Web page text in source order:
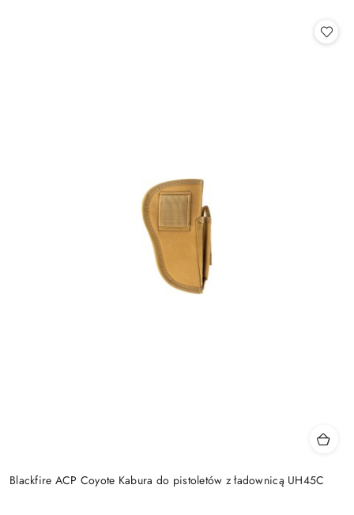
Blackfire ACP Coyote Kabura do pistoletów z ładownicą UH45C